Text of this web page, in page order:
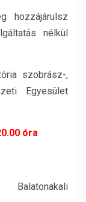
hozzájárulsz
nélkül
szobrász-,
Egyesület
óra